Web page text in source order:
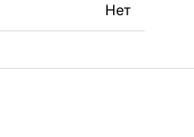
Нет